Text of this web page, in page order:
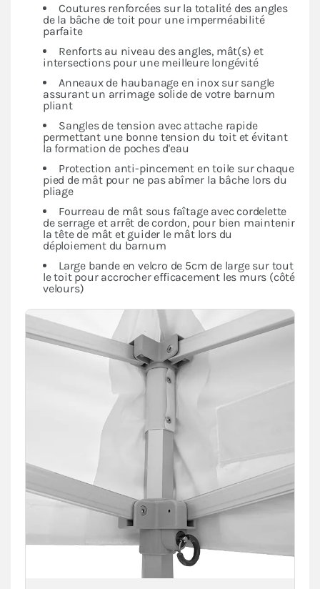
Coutures renforcées sur la totalité des angles
de la bâche de toit pour une imperméabilité
parfaite
Renforts au niveau des angles, mât(s) et
intersections pour une meilleure longévité
Anneaux de haubanage en inox sur sangle
assurant un arrimage solide de votre barnum
pliant
Sangles de tension avec attache rapide
permettant une bonne tension du toit et évitant
la formation de poches d'eau
Protection anti-pincement en toile sur chaque
pied de mât pour ne pas abîmer la bâche lors du
pliage
Fourreau de mât sous faîtage avec cordelette
de serrage et arrêt de cordon, pour bien maintenir
la tête de mât et guider le mât lors du
déploiement du barnum
Large bande en velcro de 5cm de large sur tout
le toit pour accrocher efficacement les murs (côté
velours)